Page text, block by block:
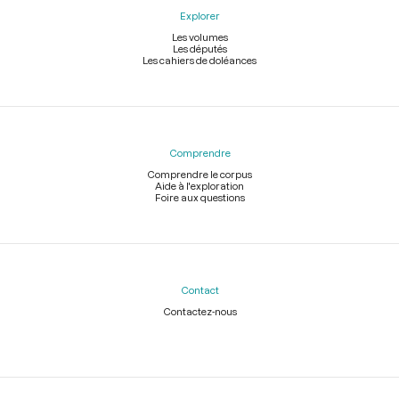
Explorer
Les volumes
Les députés
Les cahiers de doléances
Comprendre
Comprendre le corpus
Aide à l'exploration
Foire aux questions
Contact
Contactez-nous
Légal